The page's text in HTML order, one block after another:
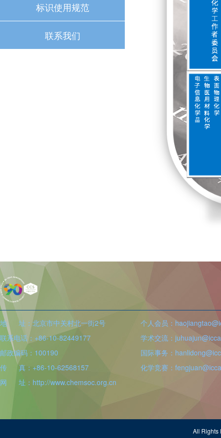
标识使用规范
联系我们
地 址：北京市中关村北一街2号
联系电话：+86-10-82449177
邮政编码：100190
传 真：+86-10-62568157
网 址：http://www.chemsoc.org.cn
个人会员：
学术交流：
国际事务：
化学竞赛：
All Rights